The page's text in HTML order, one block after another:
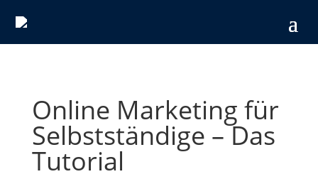
Online Marketing für
Selbstständige – Das
Tutorial